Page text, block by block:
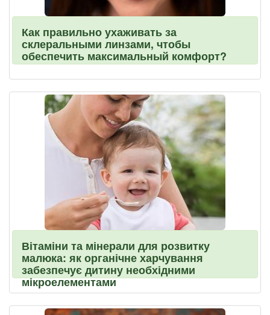
Как правильно ухаживать за
склеральными линзами, чтобы
обеспечить максимальный комфорт?
Вітаміни та мінерали для розвитку
малюка: як органічне харчування
забезпечує дитину необхідними
мікроелементами